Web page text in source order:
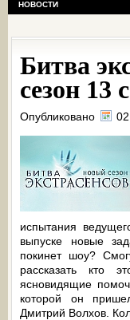
НОВОСТИ
Битва
сезон 13
Опубликовано
испытания
выпуске новые
покинет шоу?
рассказать кто
ясновидящие
которой он
Дмитрий Волхов.